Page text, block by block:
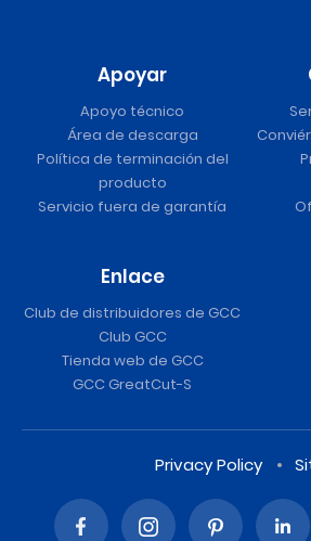
Apoyar
Apoyo técnico
Área de descarga
Política de terminación del
producto
Servicio fuera de garantía
Enlace
Club de distribuidores de GCC
Club GCC
Tienda web de GCC
GCC GreatCut-S
Privacy Policy